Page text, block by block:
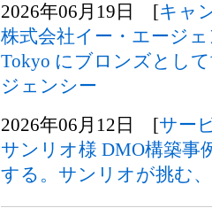
2026年06月19日 [キャ
株式会社イー・エージェ
Tokyo にブロンズとし
ジェンシー
2026年06月12日 [サー
サンリオ様 DMO構築事
する。サンリオが挑む